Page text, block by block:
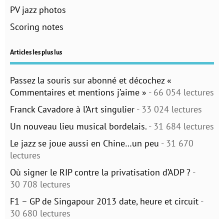
PV jazz photos
Scoring notes
Articles les plus lus
Passez la souris sur abonné et décochez «
Commentaires et mentions j’aime » - 66 054 lectures
Franck Cavadore à l’Art singulier - 33 024 lectures
Un nouveau lieu musical bordelais. - 31 684 lectures
Le jazz se joue aussi en Chine…un peu - 31 670
lectures
Où signer le RIP contre la privatisation d’ADP ? -
30 708 lectures
F1 – GP de Singapour 2013 date, heure et circuit -
30 680 lectures